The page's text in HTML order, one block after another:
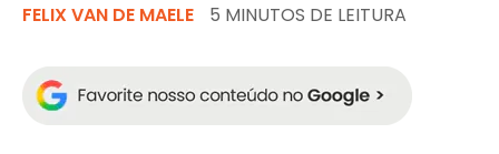
FELIX VAN DE MAELE 5 MINUTOS DE LEITURA